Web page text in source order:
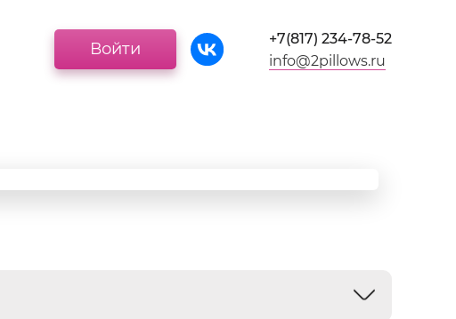
Войти
+7(817) 234-78-52
info@2pillows.ru